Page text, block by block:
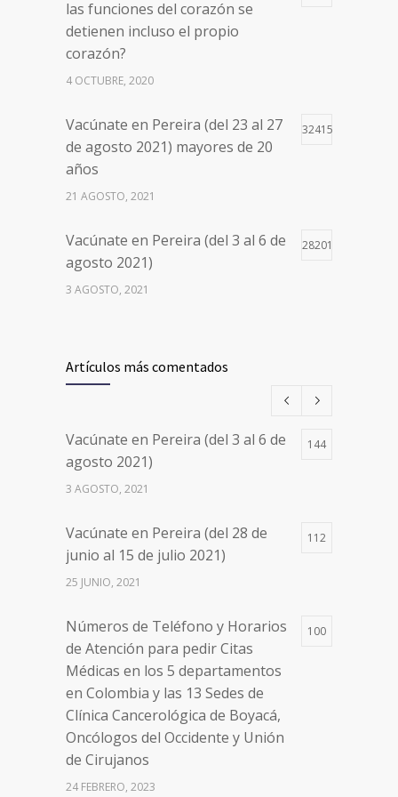
las funciones del corazón se
detienen incluso el propio
corazón?
4 OCTUBRE, 2020
Vacúnate en Pereira (del 23 al 27
de agosto 2021) mayores de 20
años
32415
21 AGOSTO, 2021
Vacúnate en Pereira (del 3 al 6 de
agosto 2021)
28201
3 AGOSTO, 2021
de agosto 2021) mayores de 20
años
Números de Teléfono y Horarios
de Atención para pedir Citas
Médicas en los 5 departamentos
Clínica Cancerológica de Boyacá,
Oncólogos del Occidente y Unión
de Cirujanos
Artículos más comentados
Vacúnate en Pereira (del 3 al 6 de
agosto 2021)
144
3 AGOSTO, 2021
Vacúnate en Pereira (del 28 de
junio al 15 de julio 2021)
112
25 JUNIO, 2021
Números de Teléfono y Horarios
de Atención para pedir Citas
Médicas en los 5 departamentos
en Colombia y las 13 Sedes de
Clínica Cancerológica de Boyacá,
Oncólogos del Occidente y Unión
de Cirujanos
100
24 FEBRERO, 2023